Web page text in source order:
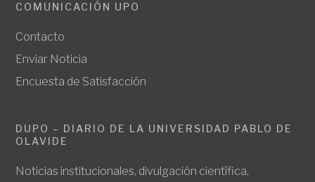
COMUNICACIÓN UPO
Contacto
Enviar Noticia
Encuesta de Satisfacción
DUPO – DIARIO DE LA UNIVERSIDAD PABLO DE
OLAVIDE
Noticias institucionales, divulgación científica,